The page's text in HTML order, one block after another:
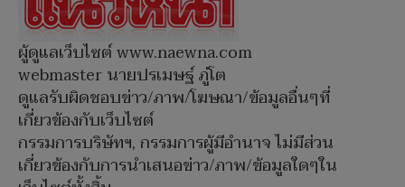
ผู้ดูแลเว็บไซต์ www.naewna.com
webmaster นายปรเมษฐ์ ภู่โต
ดูแลรับผิดชอบข่าว/ภาพ/โฆษณา/ข้อมูลอื่นๆที่
เกี่ยวข้องกับเว็บไซต์
กรรมการบริษัทฯ, กรรมการผู้มีอำนาจ ไม่มีส่วน
เกี่ยวข้องกับการนำเสนอข่าว/ภาพ/ข้อมูลใดๆใน